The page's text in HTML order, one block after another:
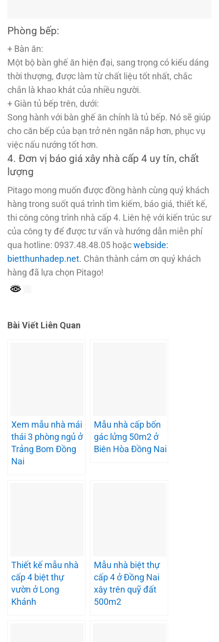
Phòng bếp:
+ Bàn ăn:
Một bộ bàn ghế ăn hiện đại, sang trọng có kiểu dáng
thời thượng, được làm từ chất liệu tốt nhất, chắc
chắn là khao khát của nhiều người.
+ Giàn tủ bếp trên, dưới:
Song hành với bàn ghế ăn chính là tủ bếp. Nó sẽ giúp
cho căn bếp của bạn trở nên ngăn nắp hơn, phục vụ
việc nấu nướng tốt hơn.
4. Đơn vị báo giá xây nhà cấp 4 uy tín, chất
lượng
Pitago mong muốn được đồng hành cùng quý khách
hàng trong suốt quá trình tìm kiếm, báo giá, thiết kế,
thi công công trình nhà cấp 4. Liên hệ với kiến trúc sư
của công ty để được tư vấn và hướng dẫn miễn phí
qua hotline: 0937.48.48.05 hoặc webside:
bietthunhadep.net. Chân thành cảm ơn quý khách
hàng đã lựa chọn Pitago!
Bài Viết Liên Quan
Xem mẫu nhà mái
thái 3 phòng ngủ ở
Trảng Bom Đồng
Nai
Mẫu nhà cấp bốn
gác lửng 50m2 ở
Biên Hòa Đồng Nai
Thiết kế mẫu nhà
cấp 4 biệt thự
vườn ở Long
Khánh
Mẫu nhà biệt thự
cấp 4 ở Đồng Nai
xây trên quỹ đất
500m2